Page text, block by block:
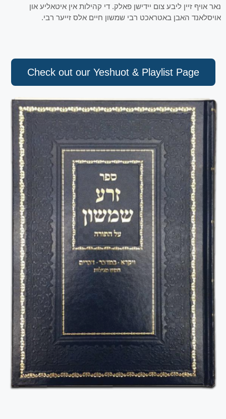
נאר אויף זיין ליבע צום יידישן פאלק. די קהילות אין איטאליע און
אויסלאנד האבן באטראכט רבי שמשון חיים אלס זייער רבי.
Check out our Yeshuot & Playlist Page